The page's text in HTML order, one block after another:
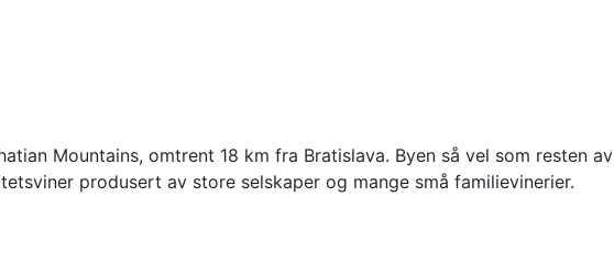
Mountains, omtrent 18 km fra Bratislava. Byen så vel som resten av
produsert av store selskaper og mange små familievinerier.